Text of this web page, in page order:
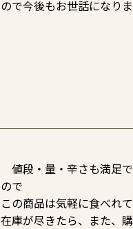
値段・量・辛さも満足
ので
この商品は気軽に食べれ
在庫が尽きたら、また、